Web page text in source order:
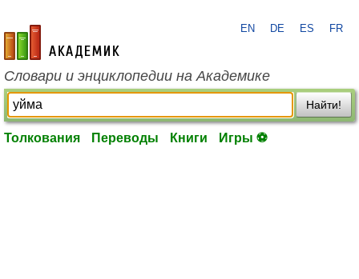
academic.ru
EN DE ES FR
Словари и энциклопедии на Академике
Найти!
Толкования Переводы Книги Игры ⚽